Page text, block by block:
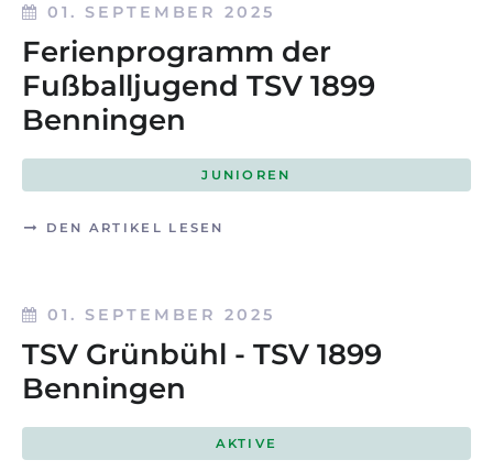
01. SEPTEMBER 2025
Ferienprogramm der
Fußballjugend TSV 1899
Benningen
JUNIOREN
DEN ARTIKEL LESEN
01. SEPTEMBER 2025
TSV Grünbühl - TSV 1899
Benningen
AKTIVE